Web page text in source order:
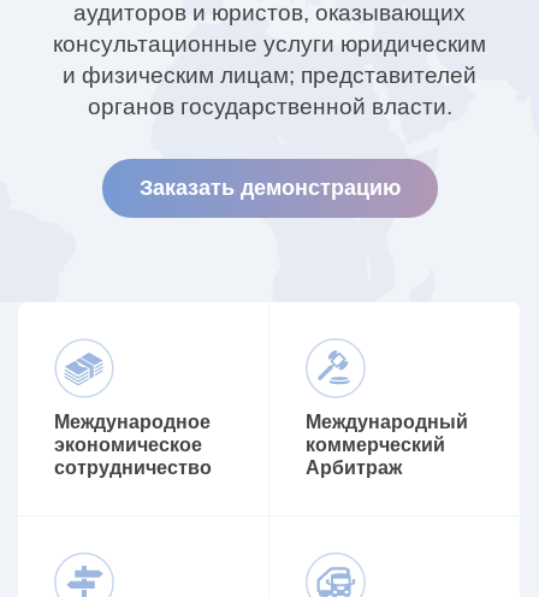
аудиторов и юристов, оказывающих
консультационные услуги юридическим
и физическим лицам; представителей
органов государственной власти.
Заказать демонстрацию
Международное
экономическое
сотрудничество
Международный
коммерческий
Арбитраж